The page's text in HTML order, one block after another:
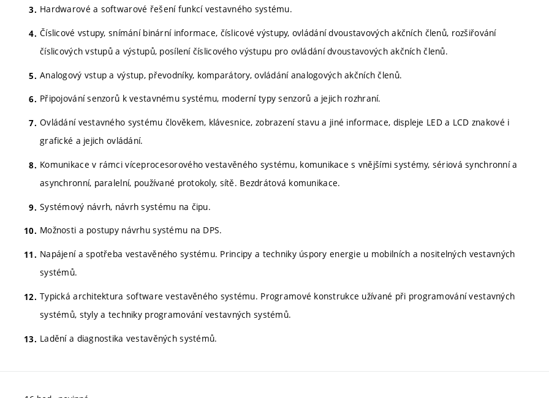
Hardwarové a softwarové řešení funkcí vestavného systému.
Číslicové vstupy, snímání binární informace, číslicové výstupy, ovládání dvoustavových akčních členů, rozšiřování
číslicových vstupů a výstupů, posílení číslicového výstupu pro ovládání dvoustavových akčních členů.
Analogový vstup a výstup, převodníky, komparátory, ovládání analogových akčních členů.
Připojování senzorů k vestavnému systému, moderní typy senzorů a jejich rozhraní.
Ovládání vestavného systému člověkem, klávesnice, zobrazení stavu a jiné informace, displeje LED a LCD znakové i
grafické a jejich ovládání.
Komunikace v rámci víceprocesorového vestavěného systému, komunikace s vnějšími systémy, sériová synchronní a
asynchronní, paralelní, používané protokoly, sítě. Bezdrátová komunikace.
Systémový návrh, návrh systému na čipu.
Možnosti a postupy návrhu systému na DPS.
Napájení a spotřeba vestavěného systému. Principy a techniky úspory energie u mobilních a nositelných vestavných
systémů.
Typická architektura software vestavěného systému. Programové konstrukce užívané při programování vestavných
systémů, styly a techniky programování vestavných systémů.
Ladění a diagnostika vestavěných systémů.